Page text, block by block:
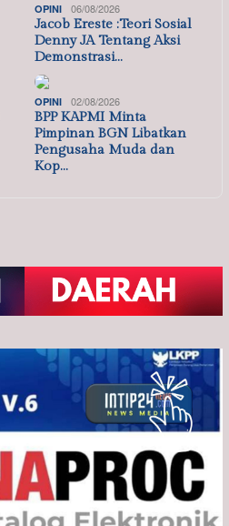
OPINI 06/08/2026
Jacob Ereste :Teori Sosial
Denny JA Tentang Aksi
Demonstrasi…
OPINI 02/08/2026
BPP KAPMI Minta
Pimpinan BGN Libatkan
Pengusaha Muda dan
Kop…